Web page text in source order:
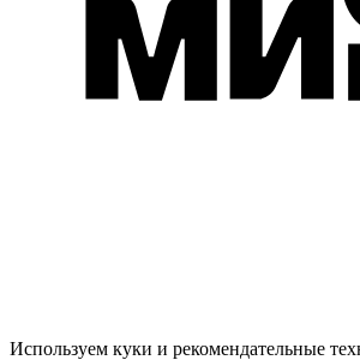
Используем куки и рекомендательные